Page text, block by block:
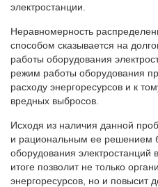
электростанции.
Неравномерность
способом сказывается на
работы оборудования
режим работы оборудования
расходу энергоресурсов и к
вредных выбросов.
Исходя из наличия данной
и рациональным ее решением
оборудования электростанций
итоге позволит не только
энергоресурсов, но и повысит